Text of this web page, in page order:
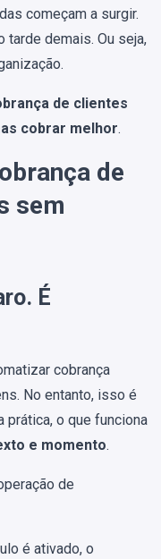
começam a surgir.
tarde demais. Ou seja,
de clientes
cobrar melhor.
de
sem
É
cobrança
No entanto, isso é
prática, o que funciona
e momento.
de
é ativado, o